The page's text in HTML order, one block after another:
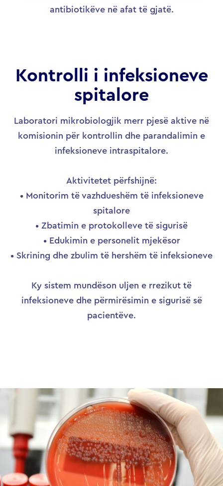
antibiotikëve në afat të gjatë.
Kontrolli i infeksioneve
spitalore
Laboratori mikrobiologjik merr pjesë aktive në
komisionin për kontrollin dhe parandalimin e
infeksioneve intraspitalore.
Aktivitetet përfshijnë:
• Monitorim të vazhdueshëm të infeksioneve
spitalore
• Zbatimin e protokolleve të sigurisë
• Edukimin e personelit mjekësor
• Skrining dhe zbulim të hershëm të infeksioneve
Ky sistem mundëson uljen e rrezikut të
infeksioneve dhe përmirësimin e sigurisë së
pacientëve.